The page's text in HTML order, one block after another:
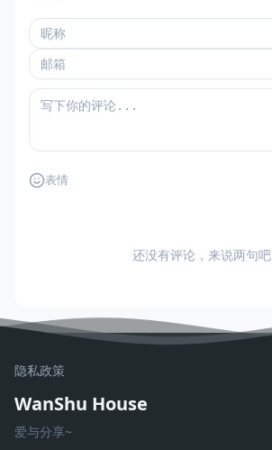
表情
还没有评论，来说两句吧
隐私政策
WanShu House
爱与分享~